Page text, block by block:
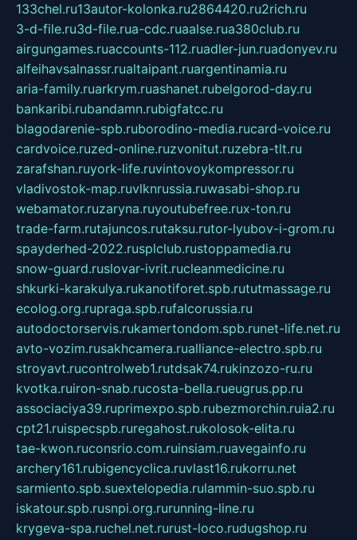
133chel.ru13autor-kolonka.ru2864420.ru2rich.ru
3-d-file.ru3d-file.rua-cdc.ruaalse.rua380club.ru
airgungames.ruaccounts-112.ruadler-jun.ruadonyev.ru
alfeihavsalnassr.rualtaipant.ruargentinamia.ru
aria-family.ruarkrym.ruashanet.rubelgorod-day.ru
bankaribi.rubandamn.rubigfatcc.ru
blagodarenie-spb.ruborodino-media.rucard-voice.ru
cardvoice.ruzed-online.ruzvonitut.ruzebra-tlt.ru
zarafshan.ruyork-life.ruvintovoykompressor.ru
vladivostok-map.ruvlknrussia.ruwasabi-shop.ru
webamator.ruzaryna.ruyoutubefree.rux-ton.ru
trade-farm.rutajuncos.rutaksu.rutor-lyubov-i-grom.ru
spayderhed-2022.rusplclub.rustoppamedia.ru
snow-guard.ruslovar-ivrit.rucleanmedicine.ru
shkurki-karakulya.rukanotiforet.spb.rututmassage.ru
ecolog.org.rupraga.spb.rufalcorussia.ru
autodoctorservis.rukamertondom.spb.runet-life.net.ru
avto-vozim.rusakhcamera.rualliance-electro.spb.ru
stroyavt.rucontrolweb1.rutdsak74.rukinzozo-ru.ru
kvotka.ruiron-snab.rucosta-bella.rueugrus.pp.ru
associaciya39.ruprimexpo.spb.rubezmorchin.ruia2.ru
cpt21.ruispecspb.ruregahost.rukolosok-elita.ru
tae-kwon.ruconsrio.com.ruinsiam.ruavegainfo.ru
archery161.rubigencyclica.ruvlast16.rukorru.net
sarmiento.spb.suextelopedia.rulammin-suo.spb.ru
iskatour.spb.rusnpi.org.rurunning-line.ru
krygeva-spa.ruchel.net.rurust-loco.rudugshop.ru